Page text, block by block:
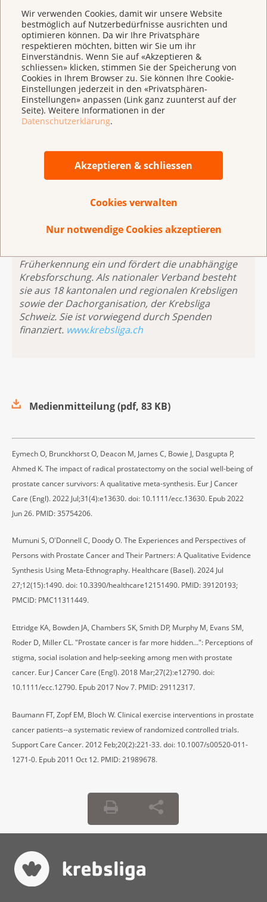
Wir verwenden Cookies, damit wir unsere Website
bestmöglich auf Nutzerbedürfnisse ausrichten und
optimieren können. Da wir Ihre Privatsphäre
respektieren möchten, bitten wir Sie um ihr
Einverständnis. Wenn Sie auf «Akzeptieren &
schliessen» klicken, stimmen Sie der Speicherung von
Cookies in Ihrem Browser zu. Sie können Ihre Cookie-
Einstellungen jederzeit in den «Privatsphären-
Einstellungen» anpassen (Link ganz zuunterst auf der
Seite). Weitere Informationen in der
Datenschutzerklärung.
Akzeptieren & schliessen
Cookies verwalten
Nur notwendige Cookies akzeptieren
Interessierte können sich dort untereinander
austauschen oder in der Expert:innensprechstunde
ihre Fragen schriftlich an ausgewiesene Spezialisten
stellen.
Ein neues Leporello fasst die wichtigstenFakten und
Mythen über Prostatakrebszusammen.
Krebsligaberät, unterstützt und informiert
Menschen mit Krebs und deren Angehörige. Sie
Früherkennung ein und fördert die unabhängige
Krebsforschung. Als nationaler Verband besteht
sie aus 18 kantonalen und regionalen Krebsligen
sowie der Dachorganisation, der Krebsliga
Schweiz. Sie ist vorwiegend durch Spenden
finanziert. www.krebsliga.ch
Medienmitteilung(pdf, 83 KB)
Eymech O, Brunckhorst O, Deacon M, James C, Bowie J, Dasgupta P,
Ahmed K. The impact of radical prostatectomy on the social well-being of
prostate cancer survivors: A qualitative meta-synthesis. Eur J Cancer
Care (Engl). 2022 Jul;31(4):e13630. doi: 10.1111/ecc.13630. Epub 2022
Jun 26. PMID: 35754206.
Mumuni S, O'Donnell C, Doody O. The Experiences and Perspectives of
Persons with Prostate Cancer and Their Partners: A Qualitative Evidence
Synthesis Using Meta-Ethnography. Healthcare (Basel). 2024 Jul
27;12(15):1490. doi: 10.3390/healthcare12151490. PMID: 39120193;
PMCID: PMC11311449.
Ettridge KA, Bowden JA, Chambers SK, Smith DP, Murphy M, Evans SM,
Roder D, Miller CL. "Prostate cancer is far more hidden…": Perceptions of
stigma, social isolation and help-seeking among men with prostate
cancer. Eur J Cancer Care (Engl). 2018 Mar;27(2):e12790. doi:
10.1111/ecc.12790. Epub 2017 Nov 7. PMID: 29112317.
Baumann FT, Zopf EM, Bloch W. Clinical exercise interventions in prostate
cancer patients--a systematic review of randomized controlled trials.
Support Care Cancer. 2012 Feb;20(2):221-33. doi: 10.1007/s00520-011-
1271-0. Epub 2011 Oct 12. PMID: 21989678.